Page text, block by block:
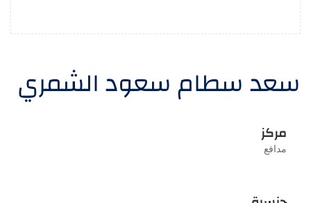
سعد سطام سعود الشمري
مركز
مدافع